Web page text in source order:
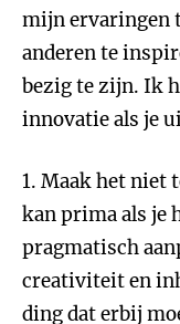
mijn ervaringen
anderen te
bezig te zijn. Ik
innovatie als je
1. Maak het niet
kan prima als je
pragmatisch
creativiteit en
ding dat erbij